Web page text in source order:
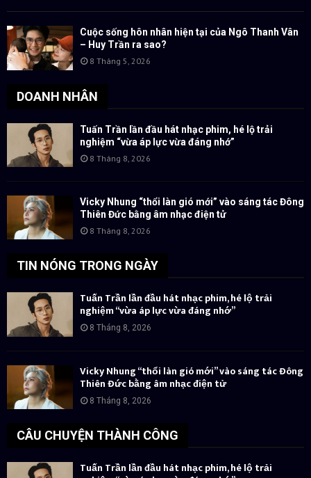
Cuộc sống hôn nhân hiện tại của Ngô Thanh Vân
– Huy Trần ra sao?
8 Tháng 5, 2026
DOANH NHÂN
Tuấn Trần lần đầu hát nhạc phim, hé lộ trải
nghiệm “vừa áp lực vừa đáng nhớ”
8 Tháng 8, 2026
Vicky Nhung “thổi làn gió mới” vào sáng tác Đông
Thiên Đức bằng âm nhạc điện tử
8 Tháng 8, 2026
TIN NÓNG TRONG NGÀY
Tuấn Trần lần đầu hát nhạc phim, hé lộ trải
nghiệm “vừa áp lực vừa đáng nhớ”
8 Tháng 8, 2026
Vicky Nhung “thổi làn gió mới” vào sáng tác Đông
Thiên Đức bằng âm nhạc điện tử
8 Tháng 8, 2026
CÂU CHUYỆN THÀNH CÔNG
Tuấn Trần lần đầu hát nhạc phim, hé lộ trải